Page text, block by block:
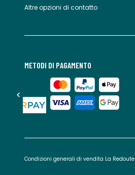
Altre opzioni di contatto
METODI DI PAGAMENTO
Condizioni generali di vendita La Redoute